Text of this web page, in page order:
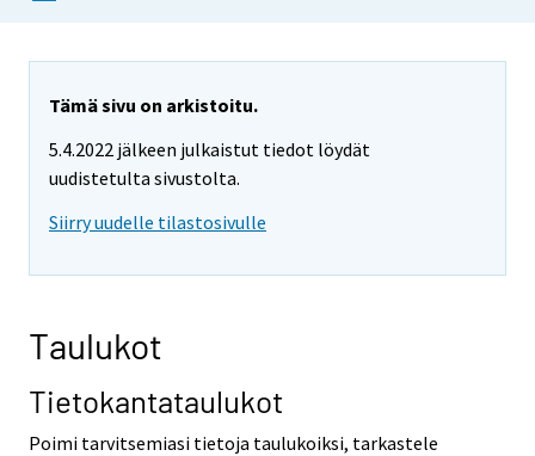
Tämä sivu on arkistoitu.
5.4.2022 jälkeen julkaistut tiedot löydät
uudistetulta sivustolta.
Siirry uudelle tilastosivulle
Taulukot
Tietokantataulukot
Poimi tarvitsemiasi tietoja taulukoiksi, tarkastele